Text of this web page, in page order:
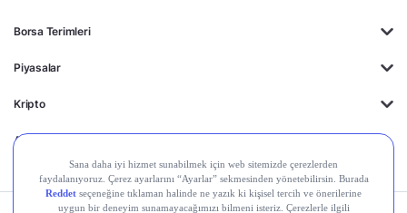
Borsa Terimleri
Piyasalar
Kripto
Ayrıcalıklar